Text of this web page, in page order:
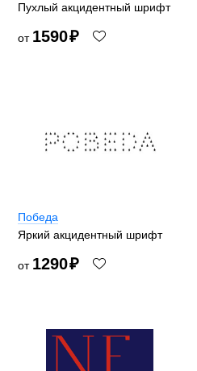
Пухлый акцидентный шрифт
от 1590₽
Победа
Яркий акцидентный шрифт
от 1290₽